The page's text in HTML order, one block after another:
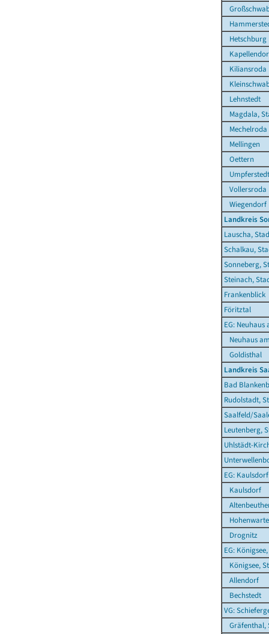
Hetschburg
Kiliansroda
Lehnstedt
Magdala,
Mechelroda
Mellingen
Oettern
Umpferstedt
Vollersroda
Wiegendorf
Landkreis
Lauscha,
Schalkau,
Sonneberg,
Steinach,
Frankenblick
Föritztal
EG: Neuhaus
Neuhaus
Goldisthal
Landkreis
Bad
Rudolstadt,
Saalfeld/
Leutenberg,
Uhlstädt-
EG: Kaulsdorf
Kaulsdorf
Hohenwarte
Drognitz
EG:
Königsee,
Allendorf
Bechstedt
VG:
Gräfenthal,